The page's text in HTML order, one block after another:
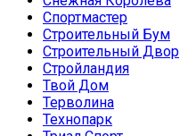
Спортмастер
Строительный Бум
Строительный Двор
Стройландия
Твой Дом
Терволина
Технопарк